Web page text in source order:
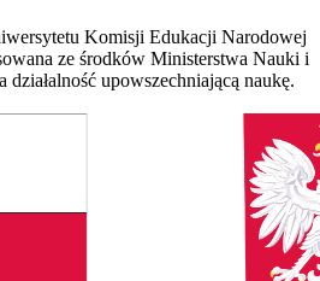
Komisji Edukacji Narodowej
ze środków Ministerstwa Nauki i
upowszechniającą naukę.